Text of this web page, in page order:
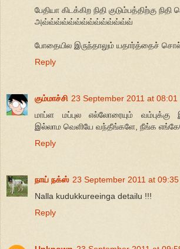
பேதியா கிடக்கிற நிதி குடும்பத்திற்கு
அவ்வ்வ்வ்வ்வ்வ்வ்வ்வ்வ்வ்வ்வ்
போதையில இருந்தாலும் யதார்த்தைச்
Reply
கும்மாச்சி 23 September 2011 at 08:01
மாப்ள மப்புல எல்லோரையும் வம்புக்கு
இல்லாம வெளியே வந்தீங்களே, நீங்க
Reply
நாய் நக்ஸ் 23 September 2011 at 09:35
Nalla kudukkureeinga detailu !!!
Reply